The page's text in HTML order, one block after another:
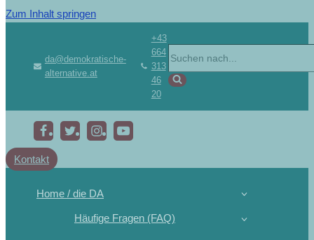
Zum Inhalt springen
da@demokratische-
alternative.at
+43
664
313
46
20
Kontakt
Home / die DA
Häufige Fragen (FAQ)